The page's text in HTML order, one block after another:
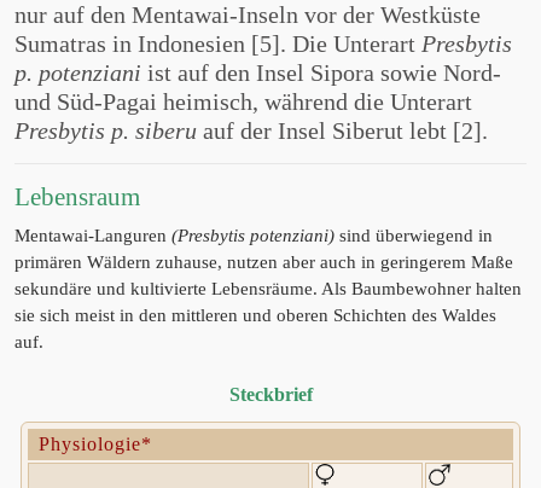
nur auf den Mentawai-Inseln vor der Westküste
Sumatras in Indonesien [5]. Die Unterart Presbytis
p. potenziani ist auf den Insel Sipora sowie Nord-
und Süd-Pagai heimisch, während die Unterart
Presbytis p. siberu auf der Insel Siberut lebt [2].
Lebensraum
Mentawai-Languren (Presbytis potenziani) sind überwiegend in
primären Wäldern zuhause, nutzen aber auch in geringerem Maße
sekundäre und kultivierte Lebensräume. Als Baumbewohner halten
sie sich meist in den mittleren und oberen Schichten des Waldes
auf.
Steckbrief
Physiologie*